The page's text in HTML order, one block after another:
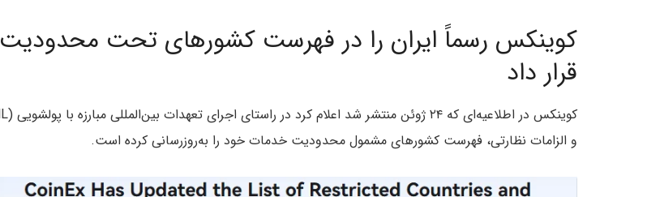
کوینکس رسماً ایران را در فهرست کشورهای تحت محدودیت
قرار داد
و الزامات نظارتی، فهرست کشورهای مشمول محدودیت خدمات خود را به‌روزرسانی کرده است.